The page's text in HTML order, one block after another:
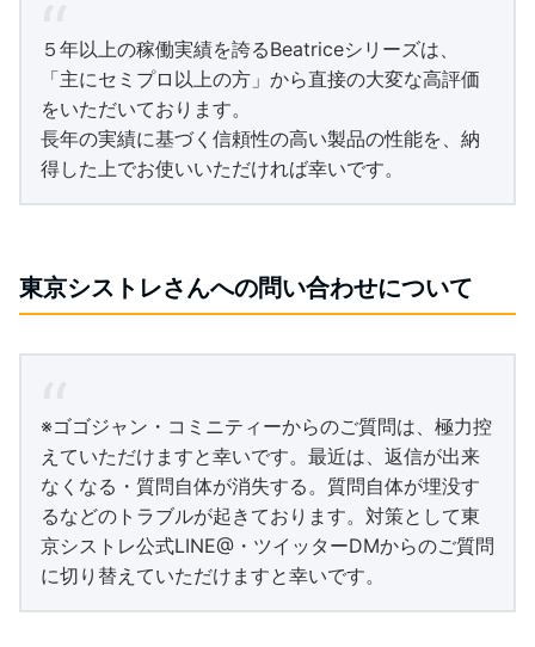
５年以上の稼働実績を誇るBeatriceシリーズは、
「主にセミプロ以上の方」から直接の大変な高評価
をいただいております。
長年の実績に基づく信頼性の高い製品の性能を、納
得した上でお使いいただければ幸いです。
東京シストレさんへの問い合わせについて
※ゴゴジャン・コミニティーからのご質問は、極力控
えていただけますと幸いです。最近は、返信が出来
なくなる・質問自体が消失する。質問自体が埋没す
るなどのトラブルが起きております。対策として東
京シストレ公式LINE@・ツイッターDMからのご質問
に切り替えていただけますと幸いです。